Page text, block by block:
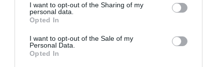
not limited to your visit or usage behaviour. You may click to
grant or deny consent to Google and its third-party tags to
use your data for below specified purposes in below Google
consent section.
I want to opt-out of the Sharing of my
personal data.
Opted In
I want to opt-out of the Sale of my
Personal Data.
Opted In